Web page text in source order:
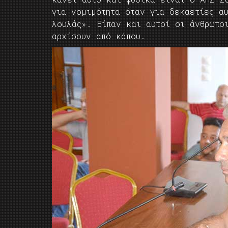
για νομιμότητα όταν για δεκαετίες
λουλάς». Είπαν και αυτοί οι
αρχίσουν από κάπου.